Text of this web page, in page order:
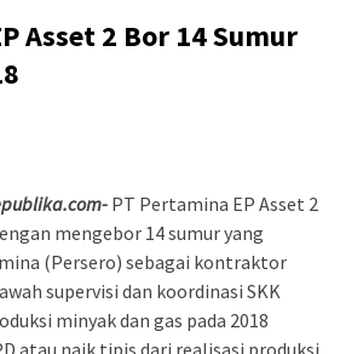
Asset 2 Bor 14 Sumur
PT Pertamina EP Asset 2
mengebor 14 sumur yang
(Persero) sebagai kontraktor
supervisi dan koordinasi SKK
minyak dan gas pada 2018